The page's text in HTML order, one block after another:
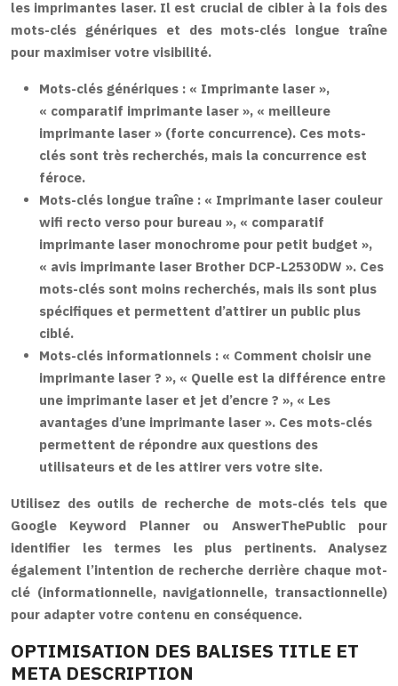
les imprimantes laser. Il est crucial de cibler à la fois des
mots-clés génériques et des mots-clés longue traîne
pour maximiser votre visibilité.
Mots-clés génériques : « Imprimante laser »,
« comparatif imprimante laser », « meilleure
imprimante laser » (forte concurrence). Ces mots-
clés sont très recherchés, mais la concurrence est
féroce.
Mots-clés longue traîne : « Imprimante laser couleur
wifi recto verso pour bureau », « comparatif
imprimante laser monochrome pour petit budget »,
« avis imprimante laser Brother DCP-L2530DW ». Ces
mots-clés sont moins recherchés, mais ils sont plus
spécifiques et permettent d’attirer un public plus
ciblé.
Mots-clés informationnels : « Comment choisir une
imprimante laser ? », « Quelle est la différence entre
une imprimante laser et jet d’encre ? », « Les
avantages d’une imprimante laser ». Ces mots-clés
permettent de répondre aux questions des
utilisateurs et de les attirer vers votre site.
Utilisez des outils de recherche de mots-clés tels que
Google Keyword Planner ou AnswerThePublic pour
identifier les termes les plus pertinents. Analysez
également l’intention de recherche derrière chaque mot-
clé (informationnelle, navigationnelle, transactionnelle)
pour adapter votre contenu en conséquence.
OPTIMISATION DES BALISES TITLE ET
META DESCRIPTION